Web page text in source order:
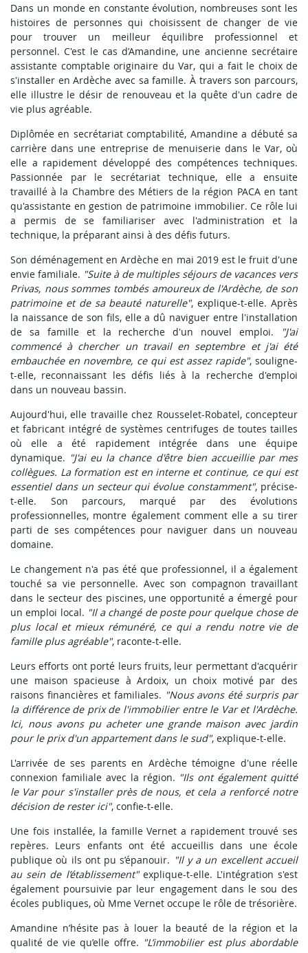
Dans un monde en constante évolution, nombreuses sont les
histoires de personnes qui choisissent de changer de vie
pour trouver un meilleur équilibre professionnel et
personnel. C'est le cas d’Amandine, une ancienne secrétaire
assistante comptable originaire du Var, qui a fait le choix de
s'installer en Ardèche avec sa famille. À travers son parcours,
elle illustre le désir de renouveau et la quête d'un cadre de
vie plus agréable.
Diplômée en secrétariat comptabilité, Amandine a débuté sa
carrière dans une entreprise de menuiserie dans le Var, où
elle a rapidement développé des compétences techniques.
Passionnée par le secrétariat technique, elle a ensuite
travaillé à la Chambre des Métiers de la région PACA en tant
qu'assistante en gestion de patrimoine immobilier. Ce rôle lui
a permis de se familiariser avec l'administration et la
technique, la préparant ainsi à des défis futurs.
Son déménagement en Ardèche en mai 2019 est le fruit d'une
envie familiale. "Suite à de multiples séjours de vacances vers
Privas, nous sommes tombés amoureux de l'Ardèche, de son
patrimoine et de sa beauté naturelle", explique-t-elle. Après
la naissance de son fils, elle a dû naviguer entre l'installation
de sa famille et la recherche d'un nouvel emploi.
"J'ai
commencé à chercher un travail en septembre et j'ai été
embauchée en novembre, ce qui est assez rapide", souligne-
t-elle, reconnaissant les défis liés à la recherche d'emploi
dans un nouveau bassin.
Aujourd'hui, elle travaille chez Rousselet-Robatel, concepteur
et fabricant intégré de systèmes centrifuges de toutes tailles
où elle a été rapidement intégrée dans une équipe
dynamique. "J'ai eu la chance d'être bien accueillie par mes
collègues. La formation est en interne et continue, ce qui est
essentiel dans un secteur qui évolue constamment", précise-
t-elle. Son parcours, marqué par des évolutions
professionnelles, montre également comment elle a su tirer
parti de ses compétences pour naviguer dans un nouveau
domaine.
Le changement n'a pas été que professionnel, il a également
touché sa vie personnelle. Avec son compagnon travaillant
dans le secteur des piscines, une opportunité a émergé pour
un emploi local. "Il a changé de poste pour quelque chose de
plus local et mieux rémunéré, ce qui a rendu notre vie de
famille plus agréable", raconte-t-elle.
Leurs efforts ont porté leurs fruits, leur permettant d'acquérir
une maison spacieuse à Ardoix, un choix motivé par des
raisons financières et familiales. "Nous avons été surpris par
la différence de prix de l'immobilier entre le Var et l'Ardèche.
Ici, nous avons pu acheter une grande maison avec jardin
pour le prix d'un appartement dans le sud", explique-t-elle.
L'arrivée de ses parents en Ardèche témoigne d'une réelle
connexion familiale avec la région. "Ils ont également quitté
le Var pour s'installer près de nous, et cela a renforcé notre
décision de rester ici", confie-t-elle.
Une fois installée, la famille Vernet a rapidement trouvé ses
repères. Leurs enfants ont été accueillis dans une école
publique où ils ont pu s’épanouir. "Il y a un excellent accueil
au sein de l’établissement"explique-t-elle. L'intégration s'est
également poursuivie par leur engagement dans le sou des
écoles publiques, où Mme Vernet occupe le rôle de trésorière.
Amandine n’hésite pas à louer la beauté de la région et la
qualité de vie qu’elle offre. "L’immobilier est plus abordable